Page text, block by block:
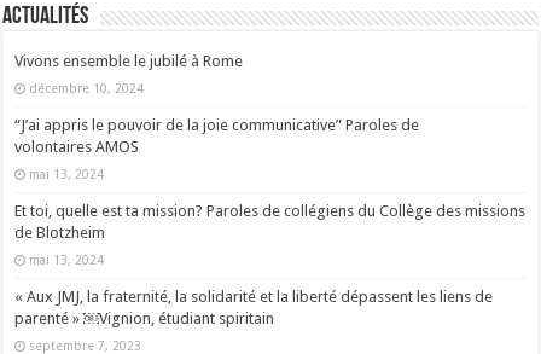
Actualités
Vivons ensemble le jubilé à Rome
décembre 10, 2024
“J’ai appris le pouvoir de la joie communicative” Paroles de
volontaires AMOS
mai 13, 2024
Et toi, quelle est ta mission? Paroles de collégiens du Collège des missions
de Blotzheim
mai 13, 2024
« Aux JMJ, la fraternité, la solidarité et la liberté dépassent les liens de
parenté » ￼Vignion, étudiant spiritain
septembre 7, 2023